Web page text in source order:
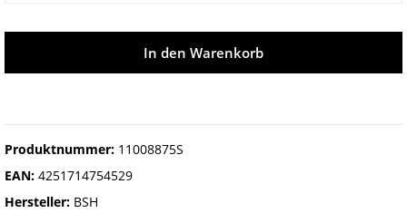
In den Warenkorb
Produktnummer: 11008875S
EAN: 4251714754529
Hersteller: BSH